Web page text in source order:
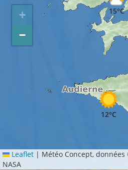
12°C
15°C
+
−
Leaflet | Météo Concept,
NASA